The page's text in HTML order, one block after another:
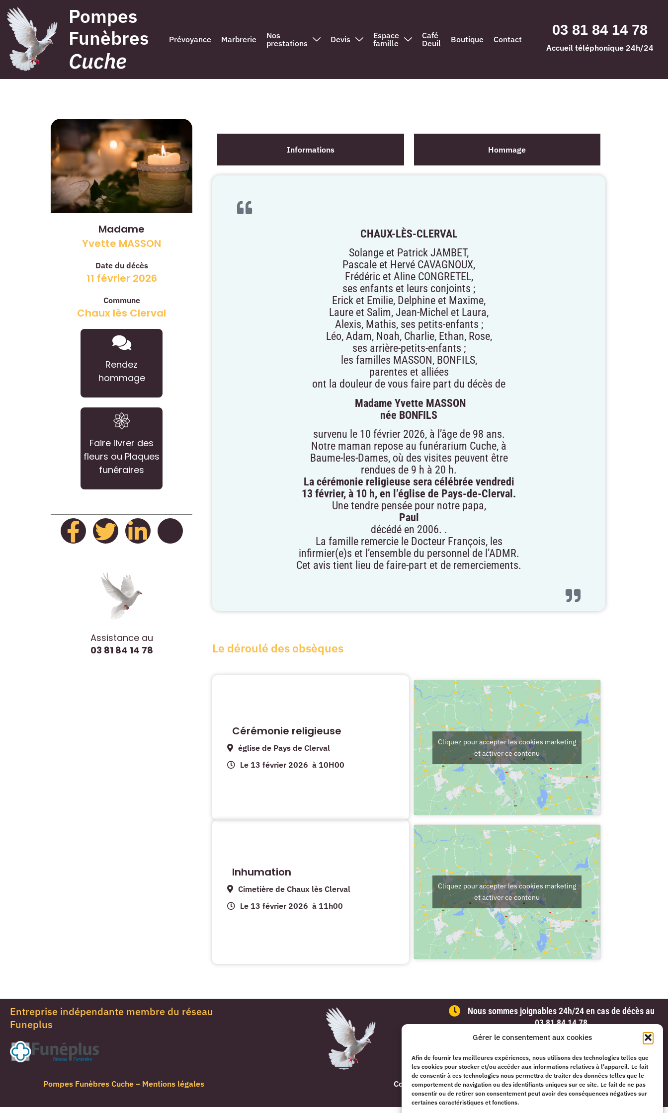
Gérer le consentement aux cookies
Afin de fournir les meilleures expériences, nous utilisons des technologies telles que
les cookies pour stocker et/ou accéder aux informations relatives à l'appareil. Le fait
de consentir à ces technologies nous permettra de traiter des données telles que le
comportement de navigation ou des identifiants uniques sur ce site. Le fait de ne pas
consentir ou de retirer son consentement peut avoir des conséquences négatives sur
certaines caractéristiques et fonctions.
Pompes
Funèbres
Cuche
Prévoyance Marbrerie
Nos
prestations
Devis
Espace
famille
Café
Deuil
Boutique Contact
03 81 84 14 78
Accueil téléphonique 24h/24
Madame
Yvette MASSON
Date du décès
11 février 2026
Commune
Chaux lès Clerval
Rendez
hommage
Faire livrer des
fleurs ou Plaques
funéraires
Assistance au
03 81 84 14 78
Informations Hommage
CHAUX-LÈS-CLERVAL
Solange et Patrick JAMBET,
Pascale et Hervé CAVAGNOUX,
Frédéric et Aline CONGRETEL,
ses enfants et leurs conjoints ;
Erick et Emilie, Delphine et Maxime,
Laure et Salim, Jean-Michel et Laura,
Alexis, Mathis, ses petits-enfants ;
Léo, Adam, Noah, Charlie, Ethan, Rose,
ses arrière-petits-enfants ;
les familles MASSON, BONFILS,
parentes et alliées
ont la douleur de vous faire part du décès de
Madame Yvette MASSON
née BONFILS
survenu le 10 février 2026, à l’âge de 98 ans.
Notre maman repose au funérarium Cuche, à
Baume-les-Dames, où des visites peuvent être
rendues de 9 h à 20 h.
La cérémonie religieuse sera célébrée vendredi
13 février, à 10 h, en l’église de Pays-de-Clerval.
Une tendre pensée pour notre papa,
Paul
décédé en 2006. .
La famille remercie le Docteur François, les
infirmier(e)s et l’ensemble du personnel de l’ADMR.
Cet avis tient lieu de faire-part et de remerciements.
Le déroulé des obsèques
Cérémonie religieuse
église de Pays de Clerval
Le 13 février 2026 à 10H00
Cliquez pour accepter les cookies marketing
et activer ce contenu
Inhumation
Cimetière de Chaux lès Clerval
Le 13 février 2026 à 11h00
Cliquez pour accepter les cookies marketing
et activer ce contenu
Entreprise indépendante membre du réseau
Funeplus
Nous sommes joignables 24h/24 en cas de décès au
03 81 84 14 78
Pompes Funèbres Cuche – Mentions légales Copyright © 2026. Tous droits réservés – Fait parSolas Conseil